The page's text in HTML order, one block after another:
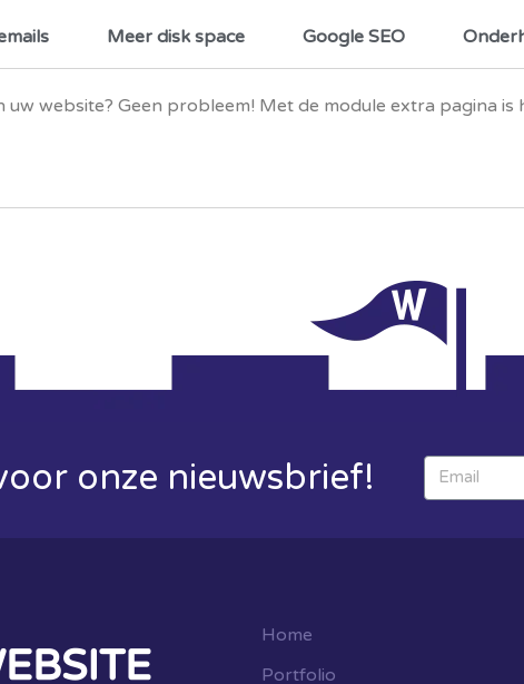
Meer disk space Google SEO
uw website? Geen probleem! Met de module extra pagina is
onze nieuwsbrief!
Home
Portfolio